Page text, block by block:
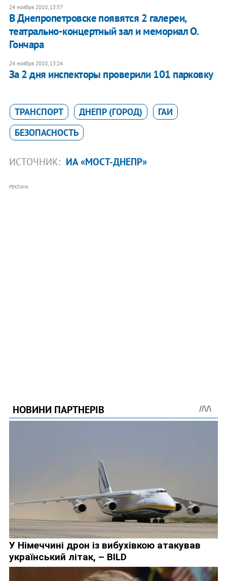
24 ноября 2010, 13:57
В Днепропетровске появятся 2 галереи,
театрально-концертный зал и мемориал О.
Гончара
24 ноября 2010, 13:24
За 2 дня инспекторы проверили 101 парковку
ТРАНСПОРТ ДНЕПР (ГОРОД)
ГАИ
БЕЗОПАСНОСТЬ
ИСТОЧНИК: ИА «МОСТ-ДНЕПР»
РЕКЛАМА